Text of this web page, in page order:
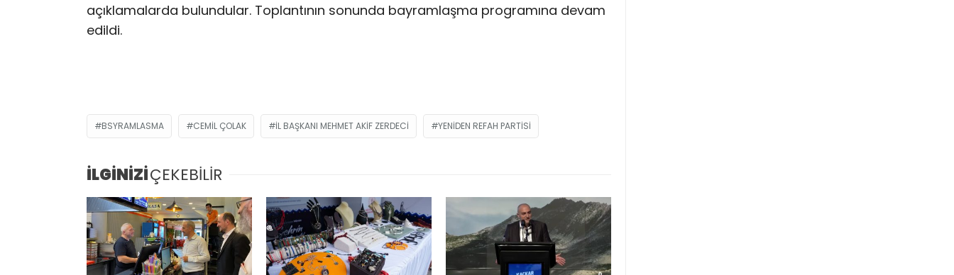
açıklamalarda bulundular. Toplantının sonunda bayramlaşma programına devam
edildi.
BSYRAMLASMA CEMIL ÇOLAK İL BAŞKANI MEHMET AKIF ZERDECI YENIDEN REFAH PARTISI
İLGİNİZİÇEKEBİLİR